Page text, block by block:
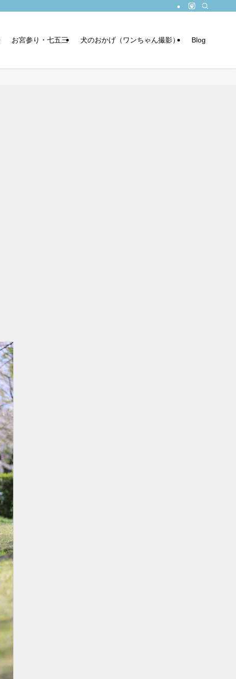
お宮参り・七五三 犬のおかげ（ワンちゃん撮影） Blog